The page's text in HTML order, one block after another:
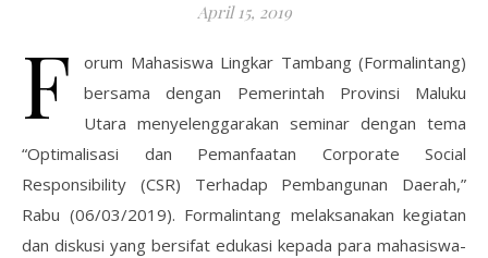
April 15, 2019
F
orum Mahasiswa Lingkar Tambang (Formalintang)
bersama dengan Pemerintah Provinsi Maluku
Utara menyelenggarakan seminar dengan tema
“Optimalisasi dan Pemanfaatan Corporate Social
Responsibility (CSR) Terhadap Pembangunan Daerah,”
Rabu (06/03/2019). Formalintang melaksanakan kegiatan
dan diskusi yang bersifat edukasi kepada para mahasiswa-